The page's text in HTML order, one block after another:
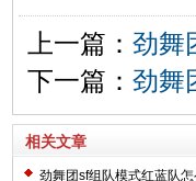
上一篇： 劲舞
下一篇： 劲舞
相关文章
劲舞团sf组队模式红蓝队怎